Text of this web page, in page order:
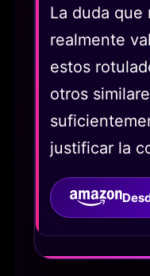
La duda que
realmente
estos
otros
justificar la